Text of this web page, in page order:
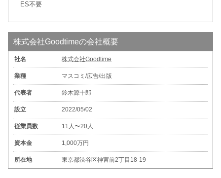
ES不要
株式会社Goodtimeの会社概要
社名 株式会社Goodtime
業種 マスコミ/広告/出版
代表者 鈴木源十郎
設立 2022/05/02
従業員数 11人〜20人
資本金 1,000万円
所在地 東京都渋谷区神宮前2丁目18‐19